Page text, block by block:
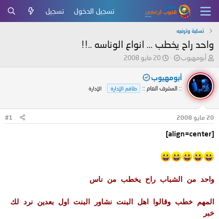
تسجيل الدخول تسجيل
تسلية وترفيه
واحد راح يخطب ... انواع الوناسه ..!!
ب
د
ئ
ا
ل
م
و
و
أبومهيوب
ت
ي
خ
ل
20 مايو 2008
أبومهيوب
:: المشرف العام :: طاقم الإدارة الإدارة
20 مايو 2008 #1
[align=center]
واحد من الشباب راح يخطب من ناس
المهم خطب وقالوا اهل البنت نشاور البنت اول بعدين نرد لك
خبر